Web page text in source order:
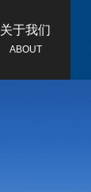
关于我们
ABOUT